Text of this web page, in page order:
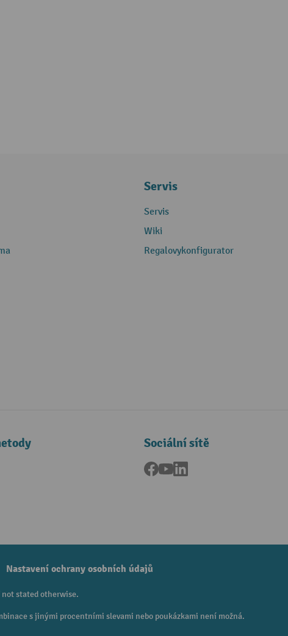
Servis
Servis
Wiki
Regalovykonfigurator
Sociální sítě
Facebook
YouTube
Nastavení ochrany osobních údajů
stated otherwise.
s jinými procentními slevami nebo poukázkami není možná.